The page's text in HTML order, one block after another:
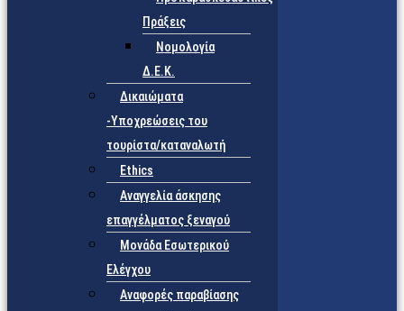
Πράξεις
Νομολογία
Δ.Ε.Κ.
Δικαιώματα
-Υποχρεώσεις του
τουρίστα/καταναλωτή
Ethics
Αναγγελία άσκησης
επαγγέλματος ξεναγού
Μονάδα Εσωτερικού
Ελέγχου
Αναφορές παραβίασης